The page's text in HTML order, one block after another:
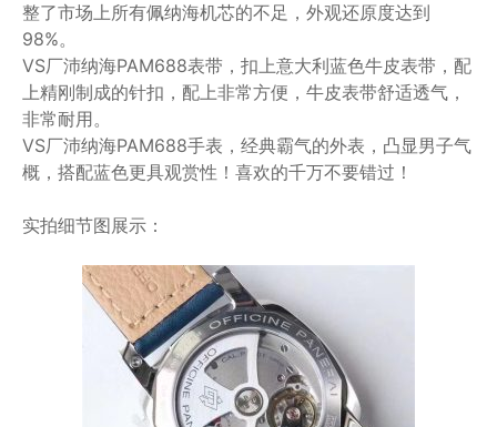
整了市场上所有佩纳海机芯的不足，外观还原度达到
98%。
VS厂沛纳海PAM688表带，扣上意大利蓝色牛皮表带，配
上精刚制成的针扣，配上非常方便，牛皮表带舒适透气，
非常耐用。
VS厂沛纳海PAM688手表，经典霸气的外表，凸显男子气
概，搭配蓝色更具观赏性！喜欢的千万不要错过！
实拍细节图展示：